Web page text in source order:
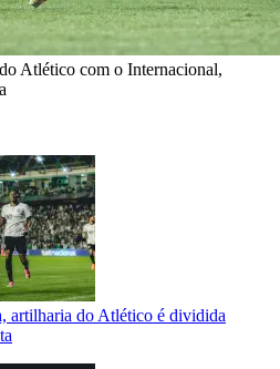
Atlético com o Internacional,
artilharia do Atlético é dividida